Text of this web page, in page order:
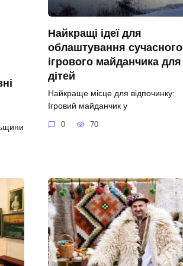
Найкращі ідеї для
облаштування сучасного
ігрового майданчика для
дітей
Найкраще місце для відпочинку:
Ігровий майданчик у
0 70